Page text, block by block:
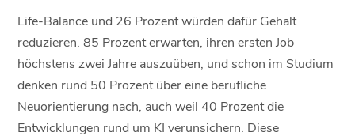
Life-Balance und 26 Prozent würden dafür Gehalt
reduzieren. 85 Prozent erwarten, ihren ersten Job
höchstens zwei Jahre auszuüben, und schon im Studium
denken rund 50 Prozent über eine berufliche
Neuorientierung nach, auch weil 40 Prozent die
Entwicklungen rund um KI verunsichern. Diese